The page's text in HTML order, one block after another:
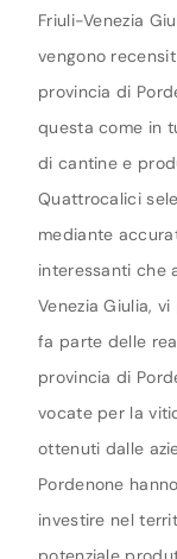
Friuli-Venezia
vengono
provincia di
questa come in
di cantine e
Quattrocalici
mediante
interessanti che
Venezia Giulia,
fa parte delle
provincia di
vocate per la
ottenuti dalle
Pordenone
investire nel